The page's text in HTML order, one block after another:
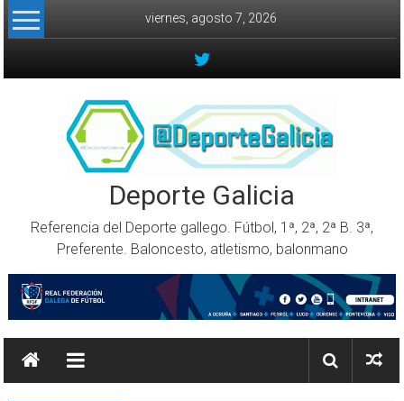
Skip to content
viernes, agosto 7, 2026
Deporte Galicia
Referencia del Deporte gallego. Fútbol, 1ª, 2ª, 2ª B. 3ª,
Preferente. Baloncesto, atletismo, balonmano